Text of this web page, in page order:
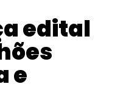
edital
e